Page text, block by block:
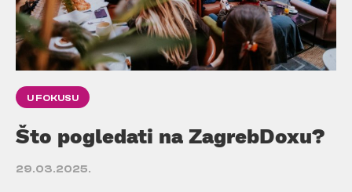
U FOKUSU
Što pogledati na ZagrebDoxu?
29.03.2025.